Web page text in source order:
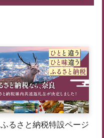
ふるさと納税特設ページ